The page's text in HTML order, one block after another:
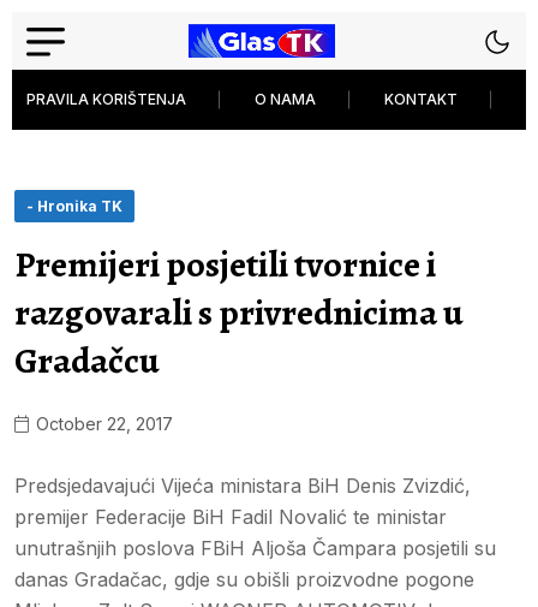
PRAVILA KORIŠTENJA O NAMA KONTAKT
- Hronika TK
Premijeri posjetili tvornice i
razgovarali s privrednicima u
Gradačcu
October 22, 2017
Predsjedavajući Vijeća ministara BiH Denis Zvizdić,
premijer Federacije BiH Fadil Novalić te ministar
unutrašnjih poslova FBiH Aljoša Čampara posjetili su
danas Gradačac, gdje su obišli proizvodne pogone